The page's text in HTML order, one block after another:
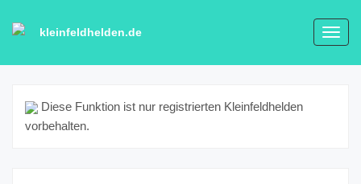
kleinfeldhelden.de
Diese Funktion ist nur registrierten Kleinfeldhelden
vorbehalten.